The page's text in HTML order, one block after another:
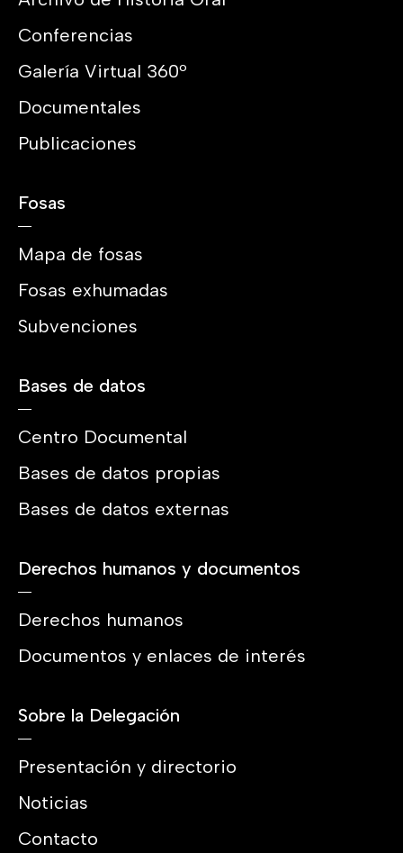
Conferencias
Galería Virtual 360º
Documentales
Publicaciones
Fosas
Mapa de fosas
Fosas exhumadas
Subvenciones
Bases de datos
Centro Documental
Bases de datos propias
Bases de datos externas
Derechos humanos y documentos
Derechos humanos
Documentos y enlaces de interés
Sobre la Delegación
Presentación y directorio
Noticias
Contacto